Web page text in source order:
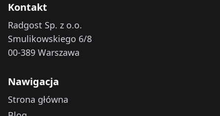
Kontakt
Radgost Sp. z o.o.
Smulikowskiego 6/8
00-389 Warszawa
Nawigacja
Strona główna